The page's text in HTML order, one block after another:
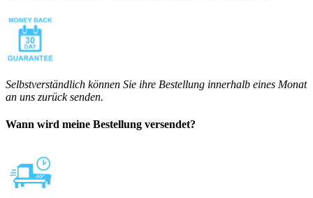
Selbstverständlich können Sie ihre Bestellung innerhalb eines Monat
an uns zurück senden.
Wann wird meine Bestellung versendet?